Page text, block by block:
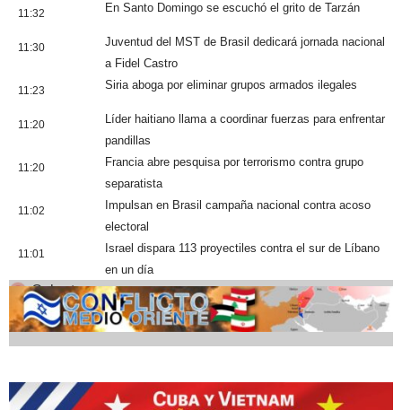
11:32 En Santo Domingo se escuchó el grito de Tarzán
11:30
Juventud del MST de Brasil dedicará jornada nacional
a Fidel Castro
11:23 Siria aboga por eliminar grupos armados ilegales
11:20
Líder haitiano llama a coordinar fuerzas para enfrentar
pandillas
11:20
Francia abre pesquisa por terrorismo contra grupo
separatista
11:02
Impulsan en Brasil campaña nacional contra acoso
electoral
11:01
Israel dispara 113 proyectiles contra el sur de Líbano
en un día
Cobertura